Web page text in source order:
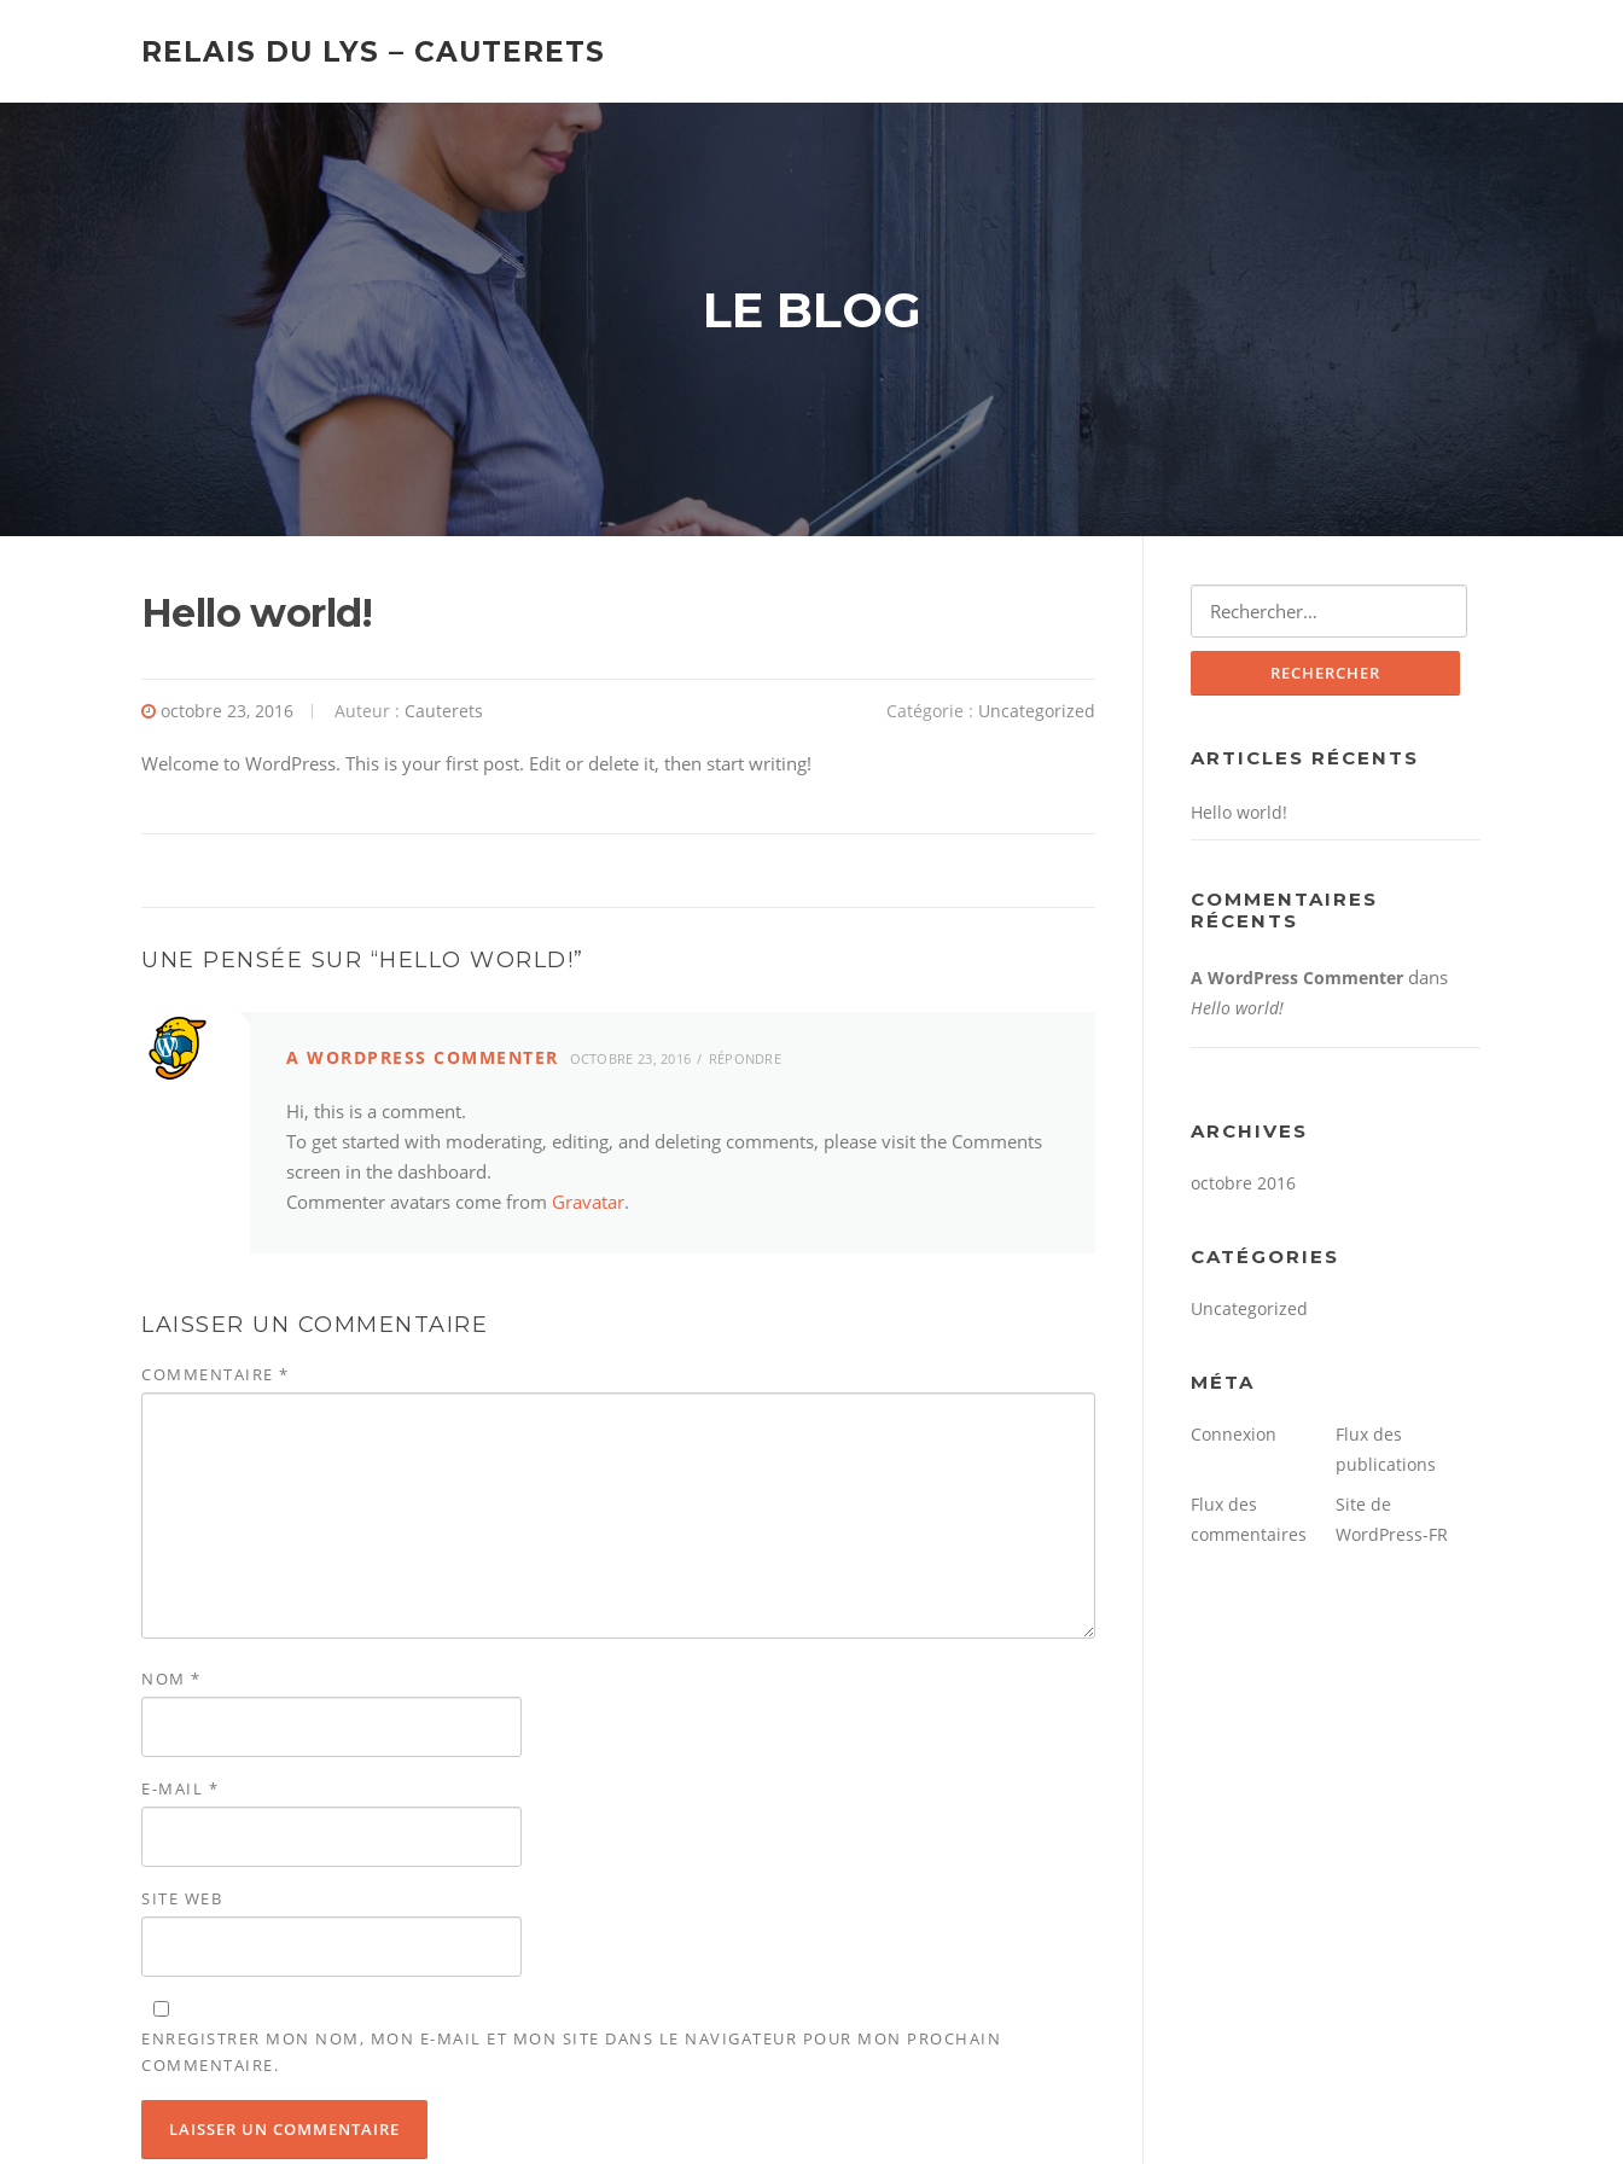
RELAIS DU LYS – CAUTERETS
LE BLOG
Hello world!
octobre 23, 2016 Auteur : Cauterets Catégorie : Uncategorized
Welcome to WordPress. This is your first post. Edit or delete it, then start writing!
UNE PENSÉE SUR “HELLO WORLD!”
A WORDPRESS COMMENTER OCTOBRE 23, 2016 RÉPONDRE
Hi, this is a comment.
To get started with moderating, editing, and deleting comments, please visit the Comments
screen in the dashboard.
Commenter avatars come from Gravatar.
LAISSER UN COMMENTAIRE
COMMENTAIRE *
NOM *
E-MAIL *
SITE WEB
ENREGISTRER MON NOM, MON E-MAIL ET MON SITE DANS LE NAVIGATEUR POUR MON PROCHAIN
COMMENTAIRE.
Rechercher :
ARTICLES RÉCENTS
Hello world!
COMMENTAIRES
RÉCENTS
A WordPress Commenter dans
Hello world!
ARCHIVES
octobre 2016
CATÉGORIES
Uncategorized
MÉTA
Connexion
Flux des
publications
Flux des
commentaires
Site de
WordPress-FR